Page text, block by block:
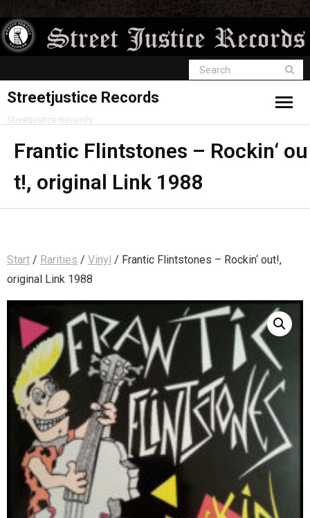
Streetjustice Records
Streetjustice Records
Frantic Flintstones – Rockin‘ ou
t!, original Link 1988
Start / Rarities / Vinyl / Frantic Flintstones – Rockin‘ out!,
original Link 1988